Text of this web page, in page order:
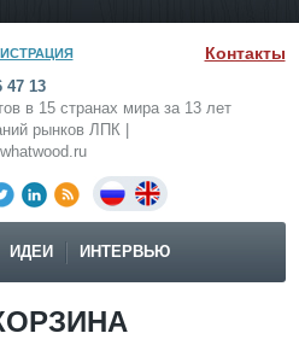
Контакты
47 13
в 15 странах мира за 13 лет
рынков ЛПК |
ИДЕИ ИНТЕРВЬЮ